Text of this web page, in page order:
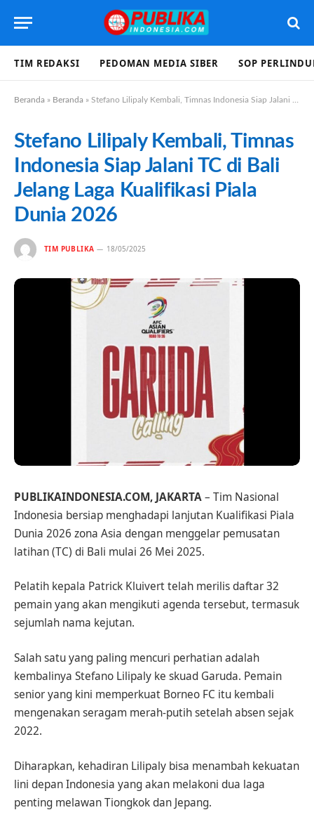
TIM REDAKSI PEDOMAN MEDIA SIBER SOP
Beranda » Beranda » Stefano Lilipaly Kembali, Timnas Indonesia Siap Jalani TC di Bali Jelang Laga Kualifikasi Piala Dunia 2026
Stefano Lilipaly Kembali, Timnas
Indonesia Siap Jalani TC di Bali
Jelang Laga Kualifikasi Piala
Dunia 2026
TIM PUBLIKA 18/05/2025
PUBLIKAINDONESIA.COM, JAKARTA– Tim Nasional
Indonesia bersiap menghadapi lanjutan Kualifikasi Piala
Dunia 2026 zona Asia dengan menggelar pemusatan
latihan (TC) di Bali mulai 26 Mei 2025.
Pelatih kepala Patrick Kluivert telah merilis daftar 32
pemain yang akan mengikuti agenda tersebut, termasuk
sejumlah nama kejutan.
Salah satu yang paling mencuri perhatian adalah
kembalinya Stefano Lilipaly ke skuad Garuda. Pemain
senior yang kini memperkuat Borneo FC itu kembali
mengenakan seragam merah-putih setelah absen sejak
2022.
Diharapkan, kehadiran Lilipaly bisa menambah kekuatan
lini depan Indonesia yang akan melakoni dua laga
penting melawan Tiongkok dan Jepang.